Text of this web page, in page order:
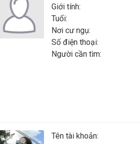
Giới tính:
Tuổi:
Nơi cư ngụ:
Số điện thoại:
Người cần tìm:
Tên tài khoản: